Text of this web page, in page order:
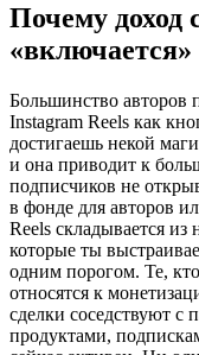
Почему доход
«включается»
Большинство авторов
Instagram Reels как
достигаешь некой
и она приводит к
подписчиков не
в фонде для авторов
Reels складывается
которые ты
одним порогом. Те, кто
относятся к
сделки соседствуют с
продуктами,